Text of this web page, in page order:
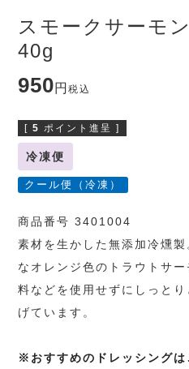
スモークサーモ
40g
950 税込
[ 5 ポイント進呈 ]
冷凍便
クール便（冷凍）
商品番号 3401004
素材を生かした無添加冷燻
なオレンジ色のトラウトサ
料などを使用せずにしっと
げています。
※おすすめのドレッシングは